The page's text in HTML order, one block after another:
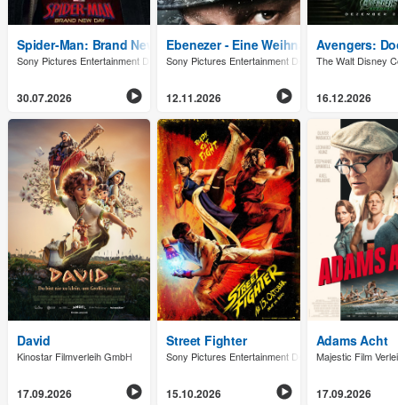
Spider-Man: Brand New Day
Sony Pictures Entertainment Deutschland GmbH
30.07.2026
Ebenezer - Eine Weihnachtsgeschichte
Sony Pictures Entertainment Deutschland GmbH
12.11.2026
Avengers:
The Walt Disney
16.12.2026
David
Kinostar Filmverleih GmbH
17.09.2026
Street Fighter
Sony Pictures Entertainment Deutschland GmbH
15.10.2026
Adams Acht
Majestic Film
17.09.2026